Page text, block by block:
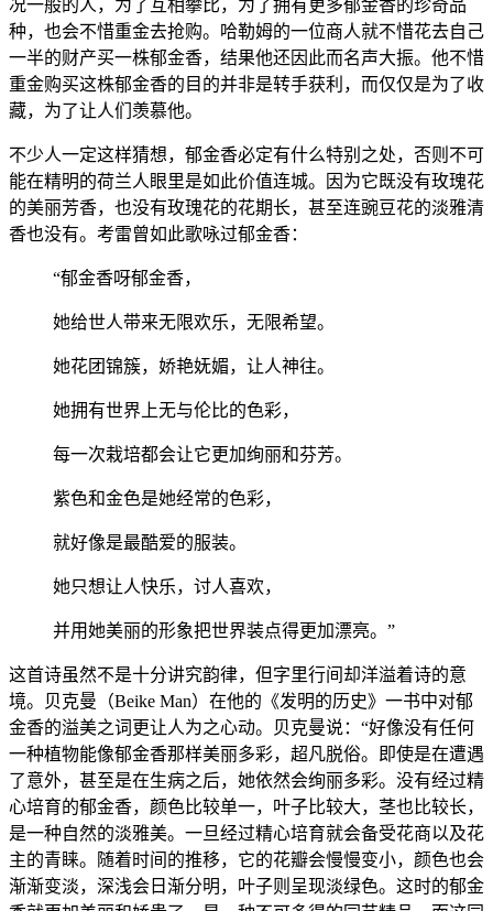
况一般的人，为了互相攀比，为了拥有更多郁金香的珍奇品
种，也会不惜重金去抢购。哈勒姆的一位商人就不惜花去自己
一半的财产买一株郁金香，结果他还因此而名声大振。他不惜
重金购买这株郁金香的目的并非是转手获利，而仅仅是为了收
藏，为了让人们羡慕他。
不少人一定这样猜想，郁金香必定有什么特别之处，否则不可
能在精明的荷兰人眼里是如此价值连城。因为它既没有玫瑰花
的美丽芳香，也没有玫瑰花的花期长，甚至连豌豆花的淡雅清
香也没有。考雷曾如此歌咏过郁金香：
“郁金香呀郁金香，
她给世人带来无限欢乐，无限希望。
她花团锦簇，娇艳妩媚，让人神往。
她拥有世界上无与伦比的色彩，
每一次栽培都会让它更加绚丽和芬芳。
紫色和金色是她经常的色彩，
就好像是最酷爱的服装。
她只想让人快乐，讨人喜欢，
并用她美丽的形象把世界装点得更加漂亮。”
这首诗虽然不是十分讲究韵律，但字里行间却洋溢着诗的意
境。贝克曼（Beike Man）在他的《发明的历史》一书中对郁
金香的溢美之词更让人为之心动。贝克曼说：“好像没有任何
一种植物能像郁金香那样美丽多彩，超凡脱俗。即使是在遭遇
了意外，甚至是在生病之后，她依然会绚丽多彩。没有经过精
心培育的郁金香，颜色比较单一，叶子比较大，茎也比较长，
是一种自然的淡雅美。一旦经过精心培育就会备受花商以及花
主的青睐。随着时间的推移，它的花瓣会慢慢变小，颜色也会
渐渐变淡，深浅会日渐分明，叶子则呈现淡绿色。这时的郁金